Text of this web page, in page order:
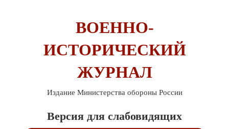
ВОЕННО-
ИСТОРИЧЕСКИЙ
ЖУРНАЛ
Издание Министерства обороны России
Версия для слабовидящих